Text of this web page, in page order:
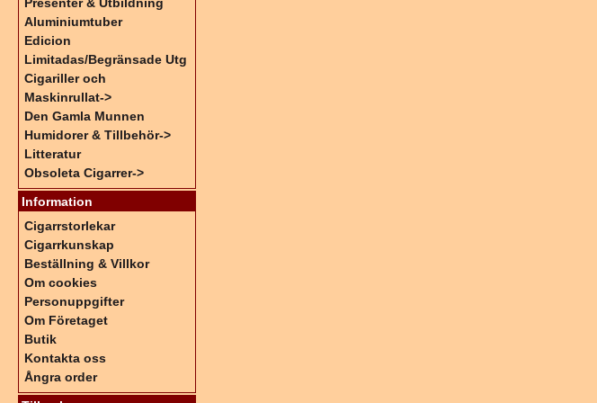
Aluminiumtuber
Edicion
Limitadas/Begränsade Utg
Cigariller och
Maskinrullat->
Den Gamla Munnen
Humidorer & Tillbehör->
Litteratur
Obsoleta Cigarrer->
Information
Cigarrstorlekar
Cigarrkunskap
Beställning & Villkor
Om cookies
Personuppgifter
Om Företaget
Butik
Kontakta oss
Ångra order